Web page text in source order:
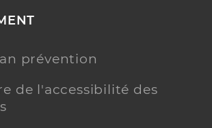
prévention
de l'accessibilité des